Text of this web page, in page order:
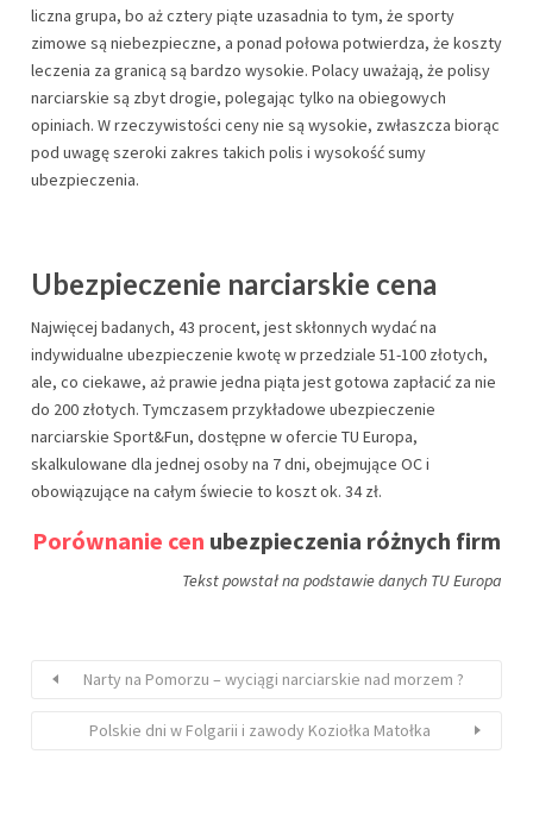
liczna grupa, bo aż cztery piąte uzasadnia to tym, że sporty
zimowe są niebezpieczne, a ponad połowa potwierdza, że koszty
leczenia za granicą są bardzo wysokie. Polacy uważają, że polisy
narciarskie są zbyt drogie, polegając tylko na obiegowych
opiniach. W rzeczywistości ceny nie są wysokie, zwłaszcza biorąc
pod uwagę szeroki zakres takich polis i wysokość sumy
ubezpieczenia.
Ubezpieczenie narciarskie cena
Najwięcej badanych, 43 procent, jest skłonnych wydać na
indywidualne ubezpieczenie kwotę w przedziale 51-100 złotych,
ale, co ciekawe, aż prawie jedna piąta jest gotowa zapłacić za nie
do 200 złotych. Tymczasem przykładowe ubezpieczenie
narciarskie Sport&Fun, dostępne w ofercie TU Europa,
skalkulowane dla jednej osoby na 7 dni, obejmujące OC i
obowiązujące na całym świecie to koszt ok. 34 zł.
Porównanie cen ubezpieczenia różnych firm
Tekst powstał na podstawie danych TU Europa
Narty na Pomorzu – wyciągi narciarskie nad morzem ?
Polskie dni w Folgarii i zawody Koziołka Matołka